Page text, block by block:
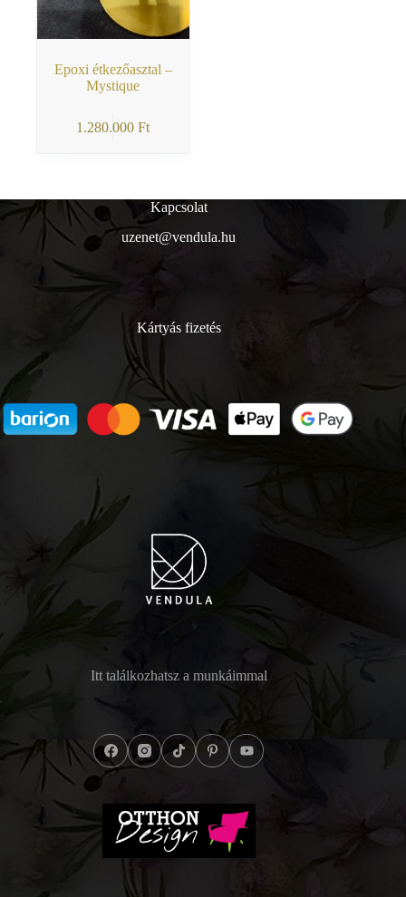
Epoxi étkezőasztal –
Mystique
1.280.000Ft
Kapcsolat
uzenet@vendula.hu
Kártyás fizetés
Itt találkozhatsz a munkáimmal